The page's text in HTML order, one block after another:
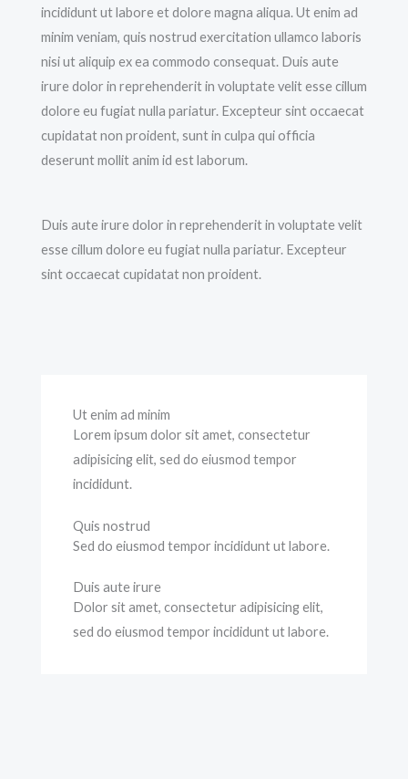
incididunt ut labore et dolore magna aliqua. Ut enim ad
minim veniam, quis nostrud exercitation ullamco laboris
nisi ut aliquip ex ea commodo consequat. Duis aute
irure dolor in reprehenderit in voluptate velit esse cillum
dolore eu fugiat nulla pariatur. Excepteur sint occaecat
cupidatat non proident, sunt in culpa qui officia
deserunt mollit anim id est laborum.
Duis aute irure dolor in reprehenderit in voluptate velit
esse cillum dolore eu fugiat nulla pariatur. Excepteur
sint occaecat cupidatat non proident.
Ut enim ad minim
Lorem ipsum dolor sit amet, consectetur
adipisicing elit, sed do eiusmod tempor
incididunt.
Quis nostrud
Sed do eiusmod tempor incididunt ut labore.
Duis aute irure
Dolor sit amet, consectetur adipisicing elit,
sed do eiusmod tempor incididunt ut labore.